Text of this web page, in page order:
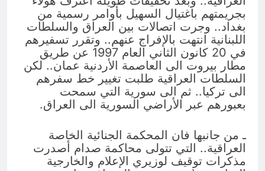
بجريمتهم باغتيال السهيل بأوامر رسمية من
بغداد.. وجرت اتصالات بين العراق والسلطات
اللبنانية انتهت بالإفراج عنهم.. وتقرر تسفيرهم
في 20 كانون الثاني العام 1997 عن طريق
مطار بيروت الى العاصمة الأردنية عمان.. لكن
السلطات العراقية طلبت تغيير خط سفرهم
الى تركيا.. ثم الى سورية التي سمحت
بعبورهم عبر الأراضي السورية الى العراق.
ـ من جانبها فان المحكمة الجنائية الخاصة
العراقية.. التي تتولى محاكمة صدام أصدرت
مذكرات توقيف لوزيري الإعلام والخارجية